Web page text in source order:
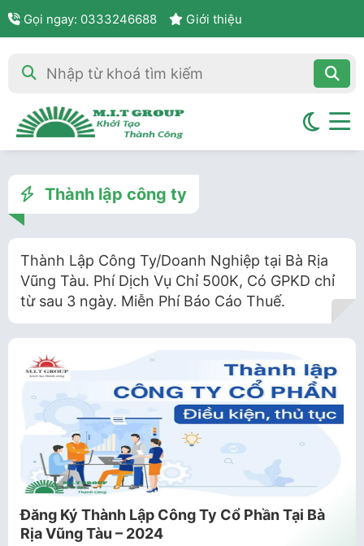
Gọi ngay: 0333246688 Giới thiệu
Thành lập công ty
Thành Lập Công Ty/Doanh Nghiệp tại Bà Rịa
Vũng Tàu. Phí Dịch Vụ Chỉ 500K, Có GPKD chỉ
từ sau 3 ngày. Miễn Phí Báo Cáo Thuế.
Đăng Ký Thành Lập Công Ty Cổ Phần Tại Bà
Rịa Vũng Tàu – 2024